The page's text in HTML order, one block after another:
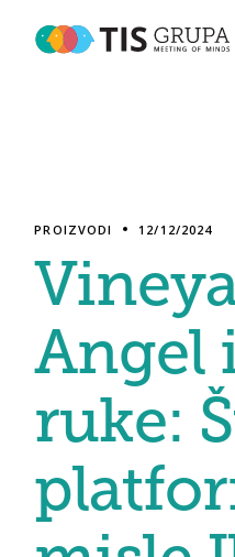
PROIZVODI 12/12/2024
Angel
ruke: